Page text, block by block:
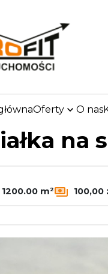
Oferty O nas
Oferty Działki
na
1200.00 m² 100,00